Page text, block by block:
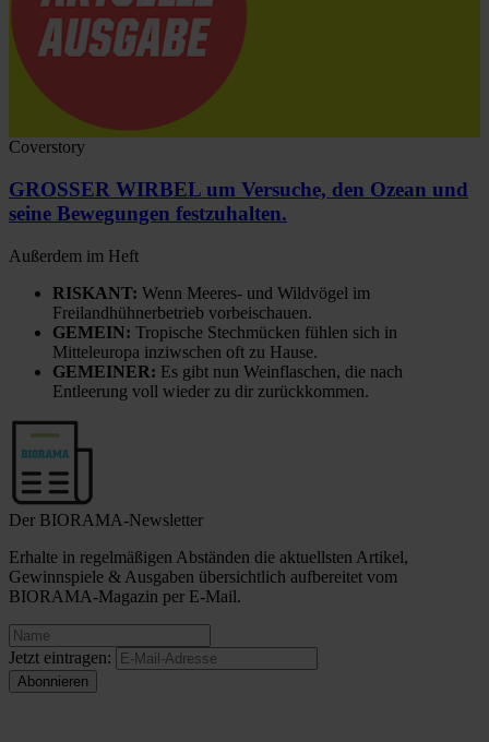
Coverstory
GROSSER WIRBEL um Versuche, den Ozean und
seine Bewegungen festzuhalten.
Außerdem im Heft
RISKANT: Wenn Meeres- und Wildvögel im
Freilandhühnerbetrieb vorbeischauen.
GEMEIN: Tropische Stechmücken fühlen sich in
Mitteleuropa inziwschen oft zu Hause.
GEMEINER: Es gibt nun Weinflaschen, die nach
Entleerung voll wieder zu dir zurückkommen.
Der BIORAMA-Newsletter
Erhalte in regelmäßigen Abständen die aktuellsten Artikel,
Gewinnspiele & Ausgaben übersichtlich aufbereitet vom
BIORAMA-Magazin per E-Mail.
Jetzt eintragen: